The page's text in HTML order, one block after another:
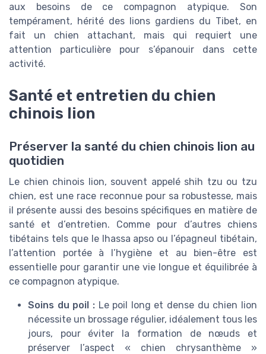
aux besoins de ce compagnon atypique. Son
tempérament, hérité des lions gardiens du Tibet, en
fait un chien attachant, mais qui requiert une
attention particulière pour s’épanouir dans cette
activité.
Santé et entretien du chien
chinois lion
Préserver la santé du chien chinois lion au
quotidien
Le chien chinois lion, souvent appelé shih tzu ou tzu
chien, est une race reconnue pour sa robustesse, mais
il présente aussi des besoins spécifiques en matière de
santé et d’entretien. Comme pour d’autres chiens
tibétains tels que le lhassa apso ou l’épagneul tibétain,
l’attention portée à l’hygiène et au bien-être est
essentielle pour garantir une vie longue et équilibrée à
ce compagnon atypique.
Soins du poil :Le poil long et dense du chien lion
nécessite un brossage régulier, idéalement tous les
jours, pour éviter la formation de nœuds et
préserver l’aspect « chien chrysanthème »